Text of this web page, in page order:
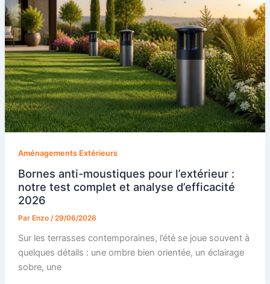
Aménagements Extérieurs
Bornes anti-moustiques pour l’extérieur :
notre test complet et analyse d’efficacité
2026
Par Enzo /29/06/2026
Sur les terrasses contemporaines, l’été se joue souvent à
quelques détails : une ombre bien orientée, un éclairage
sobre, une